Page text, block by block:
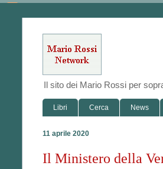
Il sito dei Mario Rossi per
Libri Cerca News
11 aprile 2020
Il Ministero della